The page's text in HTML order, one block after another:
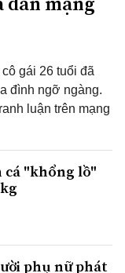
gái 26 tuổi đã
đình ngỡ ngàng.
luận trên mạng
cá "khổng lồ"
phụ nữ phát